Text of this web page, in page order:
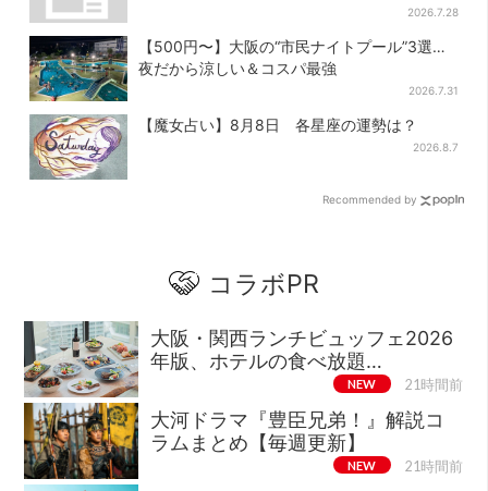
2026.7.28
【500円〜】大阪の“市民ナイトプール”3選…
夜だから涼しい＆コスパ最強
2026.7.31
【魔女占い】8月8日 各星座の運勢は？
2026.8.7
Recommended by
コラボPR
大阪・関西ランチビュッフェ2026
年版、ホテルの食べ放題…
NEW 21時間前
大河ドラマ『豊臣兄弟！』解説コ
ラムまとめ【毎週更新】
NEW 21時間前